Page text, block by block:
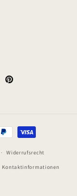
Pinterest
Widerrufsrecht
Kontaktinformationen